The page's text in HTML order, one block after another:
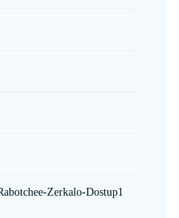
Zerkalo-Dostup1